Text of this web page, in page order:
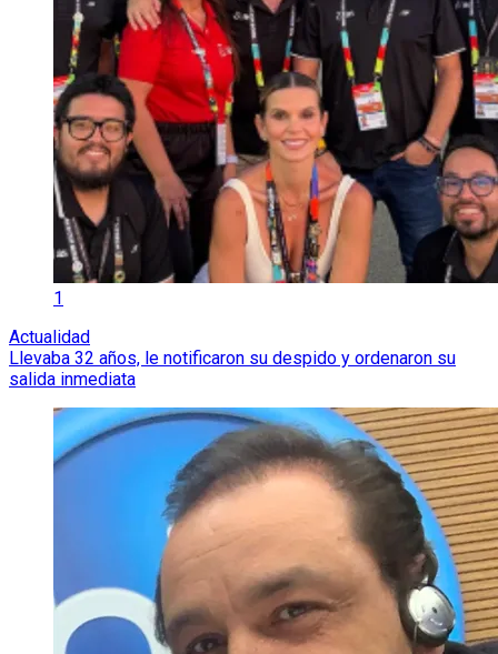
1
Actualidad
Llevaba 32 años, le notificaron su despido y ordenaron su
salida inmediata